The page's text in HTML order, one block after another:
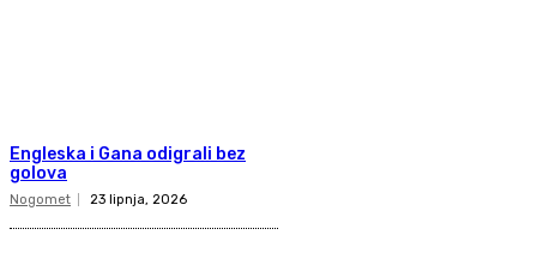
Engleska i Gana odigrali bez
golova
Nogomet 23 lipnja, 2026